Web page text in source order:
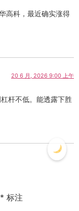
高科，最近确实涨得
20 6 月, 2026 9:00 上午
杆不低。能透露下胜
* 标注